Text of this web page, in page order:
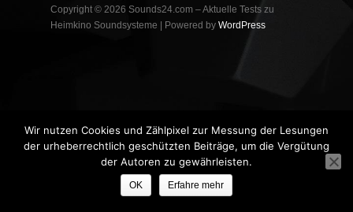
Copyright © 2026 Sounds24.com – Aktuelle Tests zu
Heimkino Soundsysteme | Powered by WordPress
Wir nutzen Cookies und Zählpixel zur Messung der Lesungen
der urheberrechtlich geschützten Beiträge, um die Vergütung
der Autoren zu gewährleisten.
OK Erfahre mehr